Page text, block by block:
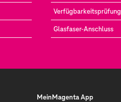
Verfügbarkeitsprüfung
Glasfaser-Anschluss
MeinMagenta App